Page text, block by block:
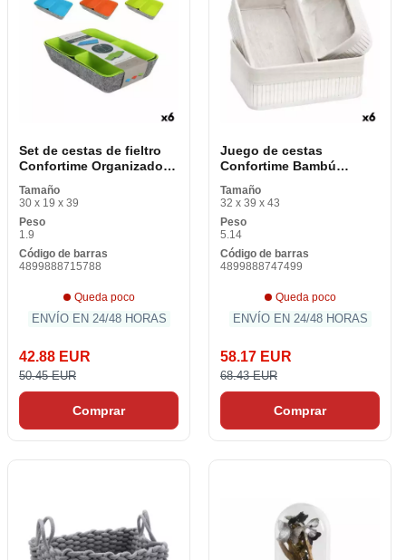
Set de cestas de fieltro
Confortime Organizador
piezas)
Tamaño
30 x 19 x 39
Peso
1.9
Código de barras
4899888715788
Queda poco
ENVÍO EN 24/48 HORAS
42.88 EUR
50.45 EUR
Comprar
Juego de cestas
Confortime Bambú
piezas)
Tamaño
32 x 39 x 43
Peso
5.14
Código de barras
4899888747499
Queda poco
ENVÍO EN 24/48 HORAS
58.17 EUR
68.43 EUR
Comprar